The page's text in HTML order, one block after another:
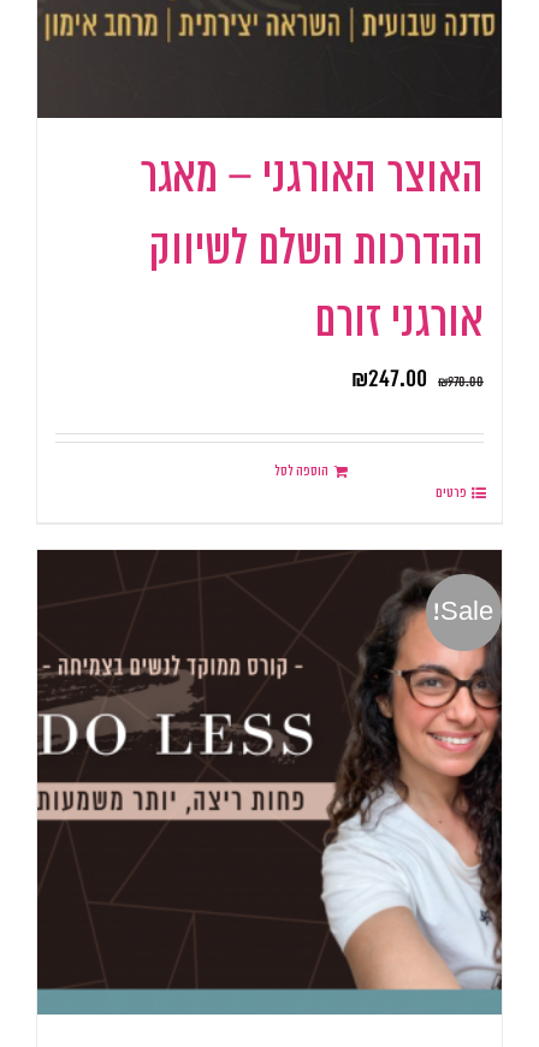
האוצר האורגני – מאגר
ההדרכות השלם לשיווק
אורגני זורם
₪970.00
₪247.00
הוספה לסל
פרטים
Sale!